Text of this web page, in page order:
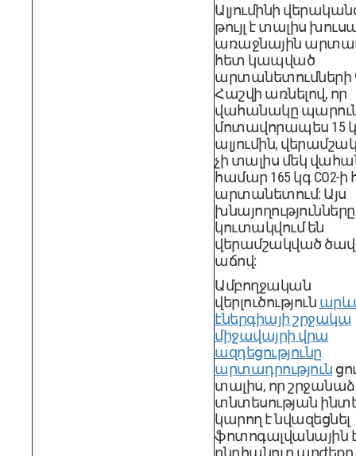
Ալյումինի
թույլ է տալիս
առաջնային
հետ կապված
արտանետումների
Հաշվի առնելով, որ
վահանակը
մոտավորապես 15
ալյումին,
չի տալիս մեկ
համար 165 կգ CO2-
արտանետում: Այս
կուտակվում են
վերամշակված
աճով:
Ամբողջական
վերլուծություն
էներգիայի շրջակա
միջավայրի վրա
ազդեցությունը
արտադրություն
տալիս, որ
տնտեսության
կարող է նվազեցնել
ֆոտոգալվանային
ընդհանուր